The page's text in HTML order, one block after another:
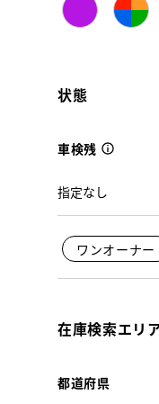
状態
車検残
ワンオーナー
在庫検索エリ
都道府県